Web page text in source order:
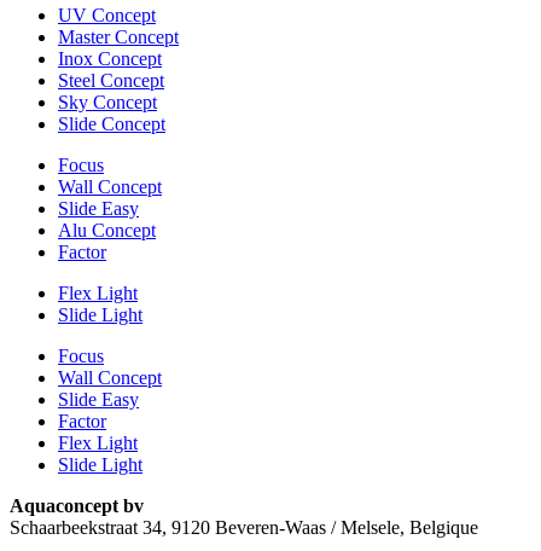
UV Concept
Master Concept
Inox Concept
Steel Concept
Sky Concept
Slide Concept
Focus
Wall Concept
Slide Easy
Alu Concept
Factor
Flex Light
Slide Light
Focus
Wall Concept
Slide Easy
Factor
Flex Light
Slide Light
Aquaconcept bv
Schaarbeekstraat 34, 9120 Beveren-Waas / Melsele, Belgique